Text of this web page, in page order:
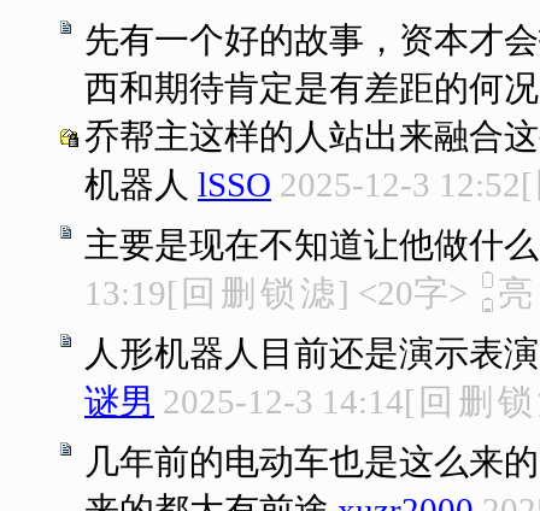
先有一个好的故事，资本才
西和期待肯定是有差距的何
乔帮主这样的人站出来融合
机器人 lSSO 2025-12-3 12:52[
主要是现在不知道让他做什
13:19[ 回 删 锁 滤] <20字>
亮
人形机器人目前还是演示表
谜男 2025-12-3 14:14[ 回 删 锁
几年前的电动车也是这么来